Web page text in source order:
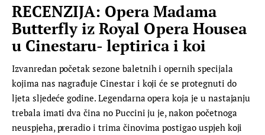
RECENZIJA: Opera Madama
Butterfly iz Royal Opera Housea
u Cinestaru- leptirica i koi
Izvanredan početak sezone baletnih i opernih specijala
kojima nas nagrađuje Cinestar i koji će se protegnuti do
ljeta sljedeće godine. Legendarna opera koja je u nastajanju
trebala imati dva čina no Puccini ju je, nakon početnoga
neuspjeha, preradio i trima činovima postigao uspjeh koji